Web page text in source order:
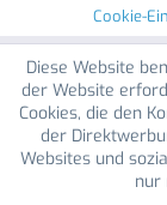
Cookie-
Diese Website
der Website
Cookies, die den
der
Websites und
nur